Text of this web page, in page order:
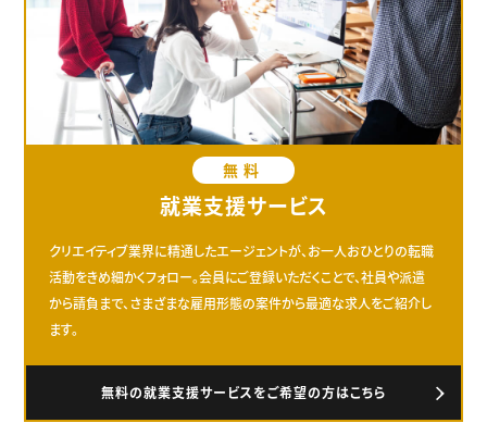
無料
就業支援サービス
クリエイティブ業界に精通したエージェントが、お一人おひとりの転職
活動をきめ細かくフォロー。会員にご登録いただくことで、社員や派遣
から請負まで、さまざまな雇用形態の案件から最適な求人をご紹介し
ます。
無料の就業支援サービスをご希望の方はこちら